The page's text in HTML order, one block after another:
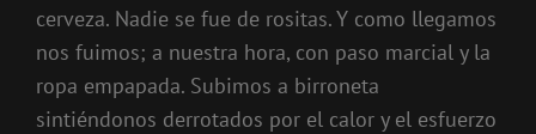
cerveza. Nadie se fue de rositas. Y como llegamos
nos fuimos; a nuestra hora, con paso marcial y la
ropa empapada. Subimos a birroneta
sintiéndonos derrotados por el calor y el esfuerzo